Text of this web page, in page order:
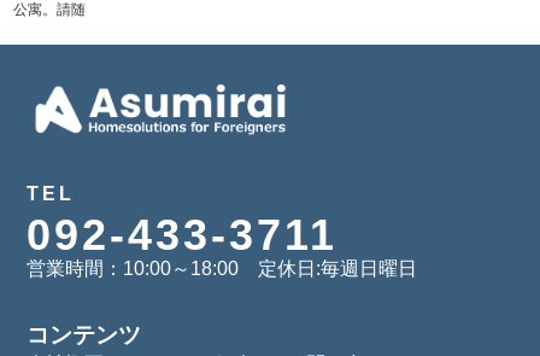
公寓。請随
TEL
092-433-3711
営業時間：10:00～18:00 定休日:毎週日曜日
コンテンツ